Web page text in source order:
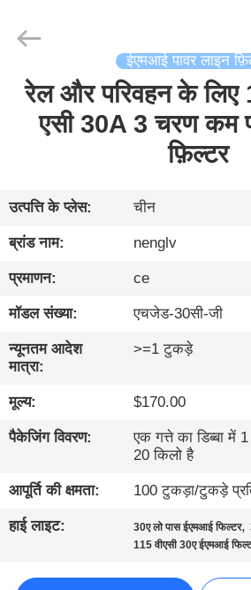
घर
हमारे
बारे
में
फ़ैक्टरी
दौरा
गुणवत्ता
नियंत्रण
हमसे
संपर्क
Reserved.
ईएमआई पावर लाइन
रेल और परिवहन के लिए
एसी 30A 3 चरण कम
फ़िल्टर
उत्पत्ति के प्लेस: चीन
ब्रांड नाम: nenglv
प्रमाणन: ce
मॉडल संख्या: एचजेड-30सी-जी
न्यूनतम आदेश
मात्रा:
>=1 टुकड़े
मूल्य: $170.00
पैकेजिंग विवरण:
एक गत्ते का डिब्बा
20 किलो है
आपूर्ति की क्षमता: 100 टुकड़ा/टुकड़े
हाई लाइट: 30ए लो पास ईएमआई फिल्टर,
115 वीएसी 30ए ईएमआई